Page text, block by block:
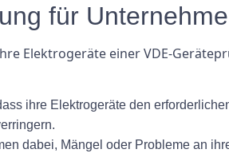
für
Elektrogeräte einer VDE-
ihre Elektrogeräte den
dabei, Mängel oder Probleme an